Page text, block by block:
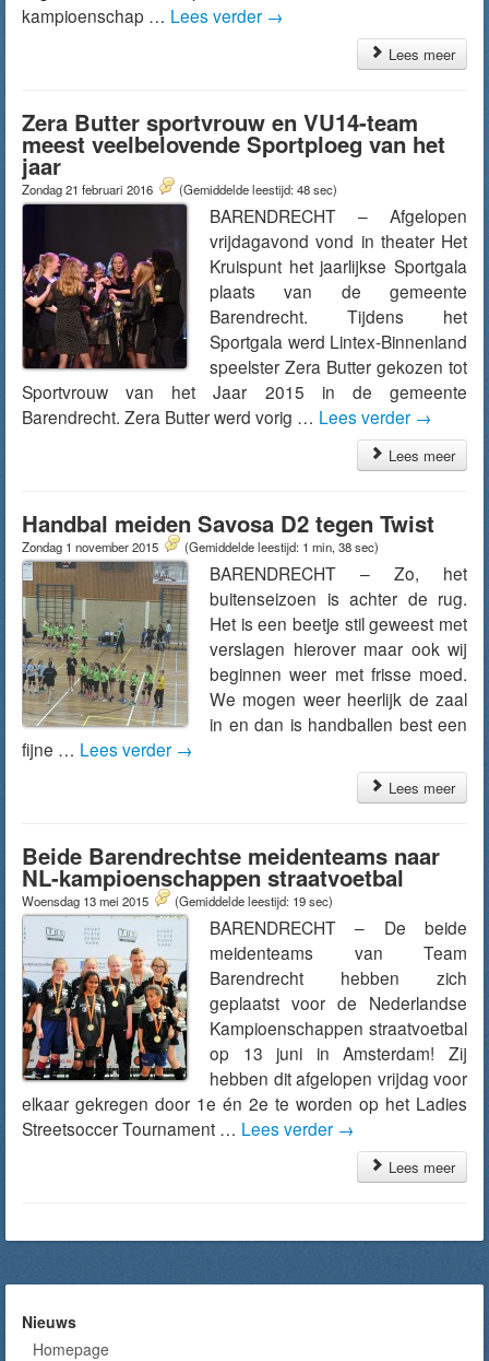
kampioenschap … Lees verder →
Lees meer
Zera Butter sportvrouw en VU14-team
meest veelbelovende Sportploeg van het
jaar
Zondag 21 februari 2016 (Gemiddelde leestijd: 48 sec)
BARENDRECHT – Afgelopen
vrijdagavond vond in theater Het
Kruispunt het jaarlijkse Sportgala
plaats van de gemeente
Barendrecht. Tijdens het
Sportgala werd Lintex-Binnenland
speelster Zera Butter gekozen tot
Sportvrouw van het Jaar 2015 in de gemeente
Barendrecht. Zera Butter werd vorig … Lees verder →
Lees meer
Handbal meiden Savosa D2 tegen Twist
Zondag 1 november 2015 (Gemiddelde leestijd: 1 min, 38 sec)
BARENDRECHT – Zo, het
buitenseizoen is achter de rug.
Het is een beetje stil geweest met
verslagen hierover maar ook wij
beginnen weer met frisse moed.
We mogen weer heerlijk de zaal
in en dan is handballen best een
fijne … Lees verder →
Lees meer
Beide Barendrechtse meidenteams naar
NL-kampioenschappen straatvoetbal
Woensdag 13 mei 2015 (Gemiddelde leestijd: 19 sec)
BARENDRECHT – De beide
meidenteams van Team
Barendrecht hebben zich
geplaatst voor de Nederlandse
Kampioenschappen straatvoetbal
op 13 juni in Amsterdam! Zij
hebben dit afgelopen vrijdag voor
elkaar gekregen door 1e én 2e te worden op het Ladies
Streetsoccer Tournament … Lees verder →
Lees meer
Nieuws
Homepage